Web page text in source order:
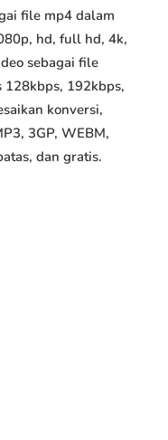
file mp4 dalam
hd, full hd, 4k,
sebagai file
192kbps,
konversi,
3GP, WEBM,
dan gratis.